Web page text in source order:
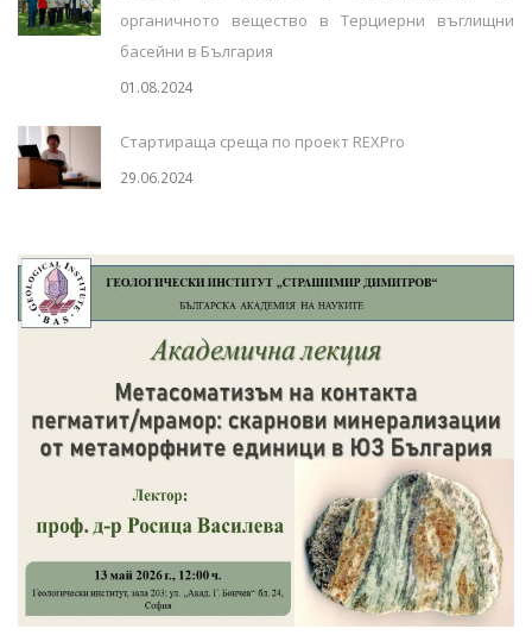
органичното вещество в Терциерни въглищни
басейни в България
01.08.2024
Стартираща среща по проект REXPro
29.06.2024